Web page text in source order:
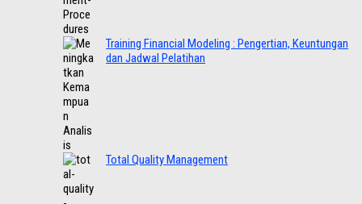
Training Financial Modeling : Pengertian, Keuntungan
dan Jadwal Pelatihan
Total Quality Management